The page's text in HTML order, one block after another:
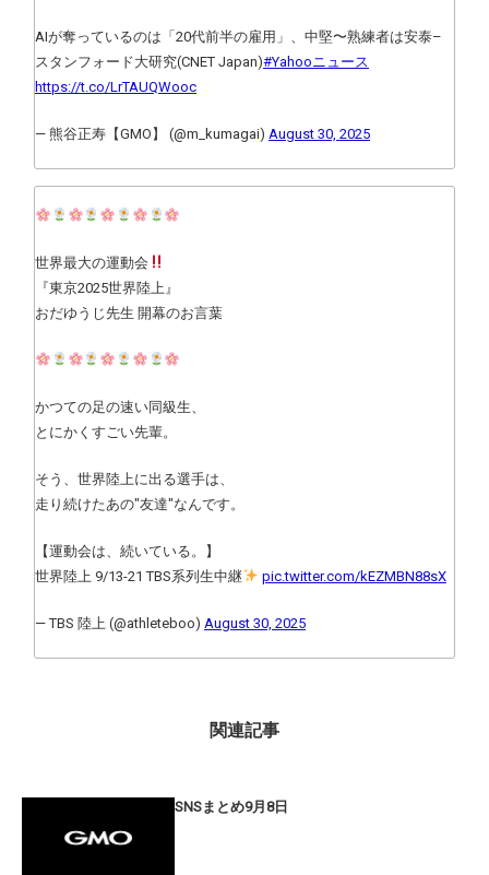
AIが奪っているのは「20代前半の雇用」、中堅〜熟練者は安泰–
スタンフォード大研究(CNET Japan)#Yahooニュース
https://t.co/LrTAUQWooc
— 熊谷正寿【GMO】 (@m_kumagai) August 30, 2025
世界最大の運動会
『東京2025世界陸上』
おだゆうじ先生 開幕のお言葉
かつての足の速い同級生、
とにかくすごい先輩。
そう、世界陸上に出る選手は、
走り続けたあの"友達"なんです。
【運動会は、続いている。】
世界陸上 9/13-21 TBS系列生中継
pic.twitter.com/kEZMBN88sX
— TBS 陸上 (@athleteboo) August 30, 2025
関連記事
SNSまとめ9月8日